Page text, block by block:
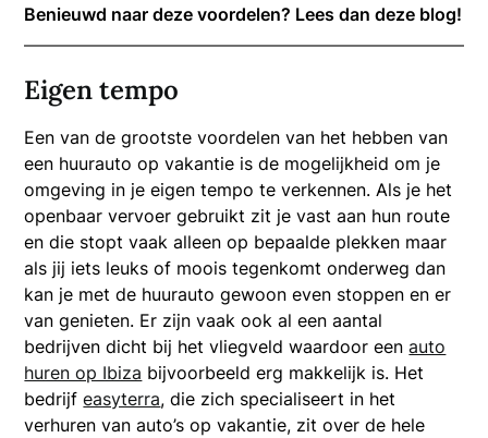
Benieuwd naar deze voordelen? Lees dan deze blog!
Eigen tempo
Een van de grootste voordelen van het hebben van
een huurauto op vakantie is de mogelijkheid om je
omgeving in je eigen tempo te verkennen. Als je het
openbaar vervoer gebruikt zit je vast aan hun route
en die stopt vaak alleen op bepaalde plekken maar
als jij iets leuks of moois tegenkomt onderweg dan
kan je met de huurauto gewoon even stoppen en er
van genieten. Er zijn vaak ook al een aantal
bedrijven dicht bij het vliegveld waardoor eenauto
huren op Ibiza bijvoorbeeld erg makkelijk is. Het
bedrijfeasyterra, die zich specialiseert in het
verhuren van auto’s op vakantie, zit over de hele